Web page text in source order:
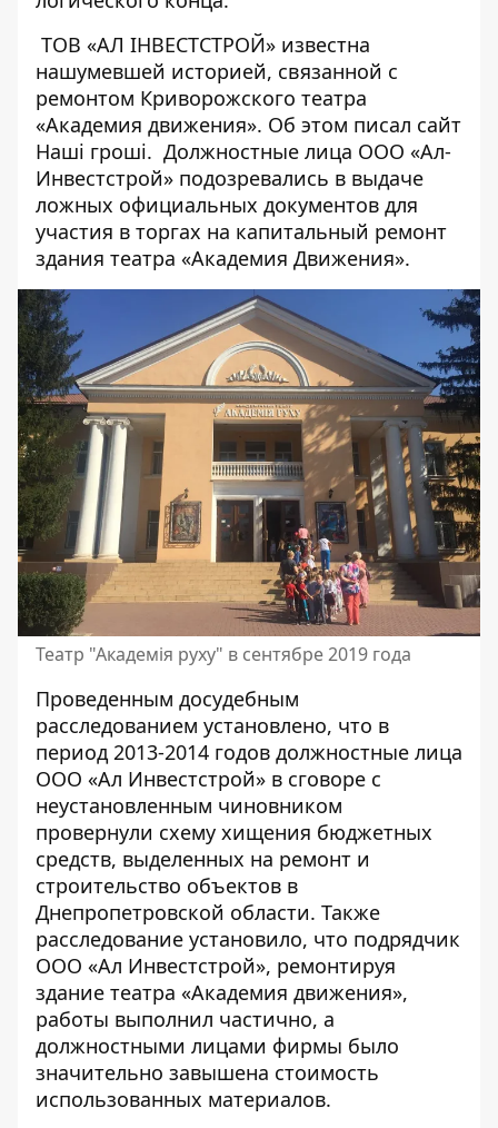
ТОВ «АЛ ІНВЕСТСТРОЙ» известна
нашумевшей историей, связанной с
ремонтом Криворожского театра
«Академия движения». Об этом писал сайт
Наші гроші. Должностные лица ООО «Ал-
Инвестстрой» подозревались в выдаче
ложных официальных документов для
участия в торгах на капитальный ремонт
здания театра «Академия Движения».
Театр "Академія руху" в сентябре 2019 года
Проведенным досудебным
расследованием установлено, что в
период 2013-2014 годов должностные лица
ООО «Ал Инвестстрой» в сговоре с
неустановленным чиновником
провернули схему хищения бюджетных
средств, выделенных на ремонт и
строительство объектов в
Днепропетровской области. Также
расследование установило, что подрядчик
ООО «Ал Инвестстрой», ремонтируя
здание театра «Академия движения»,
работы выполнил частично, а
должностными лицами фирмы было
значительно завышена стоимость
использованных материалов.